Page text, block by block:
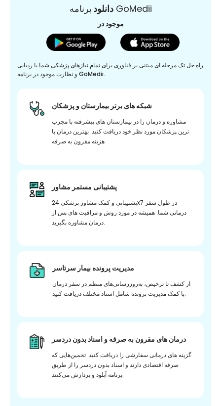
دانلودبرنامه GoMedii
موجود در
راه حل تک مرحله ای مبتنی بر فناوری برای تمام نیازهای پزشکی شما با ردیابی
و نظارت موجود در برنامه GoMedii.
شبکه های برتر بیمارستان و پزشکان
مشاوره و درمان را در بیمارستان های پیشرفته با مجرب
ترین پزشکان مورد نظر خود دریافت کنید. بهترین درمان با
هزینه مقرون به صرفه
پشتیبانی مستمر مشاور
پشتیبانی و کمک مشاور پزشکی 24x7 در طول سفر
درمانی شما. همیشه در مورد روش و مراقبت های پس از
درمان مشاوره بگیرید.
مدیریت پرونده بیمار سرتاسر
از کشف تا ترخیص، به‌روزرسانی‌های منظم در سفر درمان
با کمک مدیریت پرونده شامل اسناد مختلف دریافت کنید.
درمان های مقرون به صرفه و اسناد بدون دردسر
گزینه های درمانی سفارشی را دریافت کنید. تخمین‌هایی که
صرفه اقتصادی دارند و اسناد بدون دردسر را از طریق
برنامه آپلود و پردازش می‌کنند.